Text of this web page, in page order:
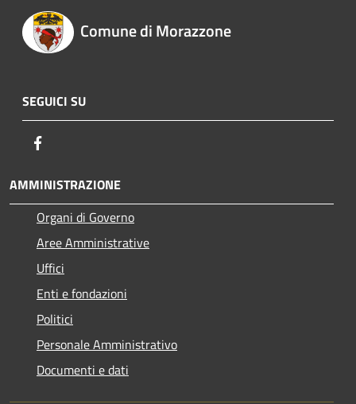
Comune di Morazzone
SEGUICI SU
AMMINISTRAZIONE
Organi di Governo
Aree Amministrative
Uffici
Enti e fondazioni
Politici
Personale Amministrativo
Documenti e dati